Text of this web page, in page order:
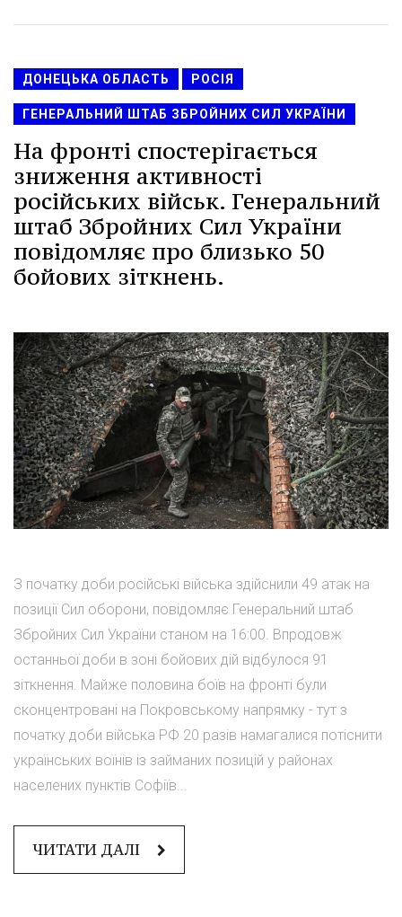
ДОНЕЦЬКА ОБЛАСТЬ РОСІЯ
ГЕНЕРАЛЬНИЙ ШТАБ ЗБРОЙНИХ СИЛ УКРАЇНИ
На фронті спостерігається
зниження активності
російських військ. Генеральний
штаб Збройних Сил України
повідомляє про близько 50
бойових зіткнень.
З початку доби російські війська здійснили 49 атак на
позиції Сил оборони, повідомляє Генеральний штаб
Збройних Сил України станом на 16:00. Впродовж
останньої доби в зоні бойових дій відбулося 91
зіткнення. Майже половина боїв на фронті були
сконцентровані на Покровському напрямку - тут з
початку доби війська РФ 20 разів намагалися потіснити
українських воїнів із займаних позицій у районах
населених пунктів Софіїв...
ЧИТАТИ ДАЛІ